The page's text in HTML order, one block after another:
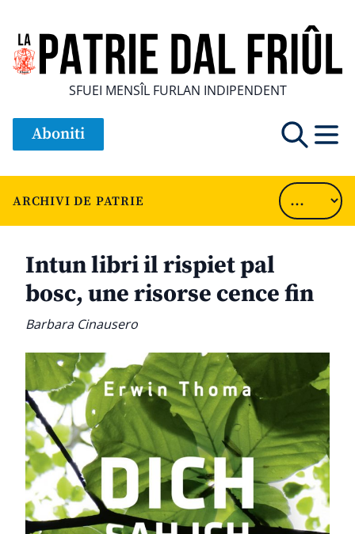
SFUEI MENSÎL FURLAN INDIPENDENT
Aboniti
ARCHIVI DE PATRIE
Intun libri il rispiet pal
bosc, une risorse cence fin
Barbara Cinausero